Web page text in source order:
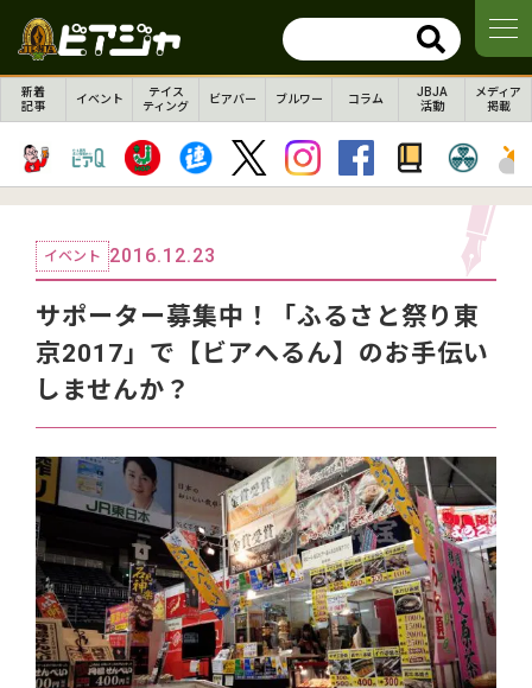
新着
記事
イベント
テイス
ティング
ビアバー ブルワー コラム
JBJA
活動
メディア
掲載
イベント 2016.12.23
サポーター募集中！「ふるさと祭り東
京2017」で【ビアへるん】のお手伝い
しませんか？